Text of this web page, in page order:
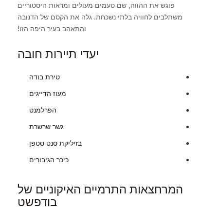
פוגש את ההווה, שם טעמים מעולים ומראות היסטוריים
משתלבים לחוויה בלתי נשכחת. גלה את הקסם של הדנובה
והתאהב בעיר היפה הזו!
יעדי תיירות חובה
טירת בודה
מעוז הדייגים
הפרלמנט
גשר שרשרת
בזיליקת סנט סטפן
כיכר הגיבורים
המרחצאות התרמיים האיקוניים של
בודפשט